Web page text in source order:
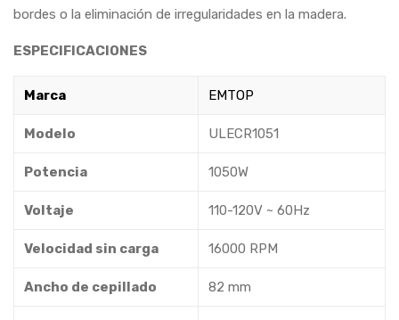
bordes o la eliminación de irregularidades en la madera.
ESPECIFICACIONES
Marca EMTOP
Modelo ULECR1051
Potencia 1050W
Voltaje 110-120V ~ 60Hz
Velocidad sin carga 16000 RPM
Ancho de cepillado 82 mm